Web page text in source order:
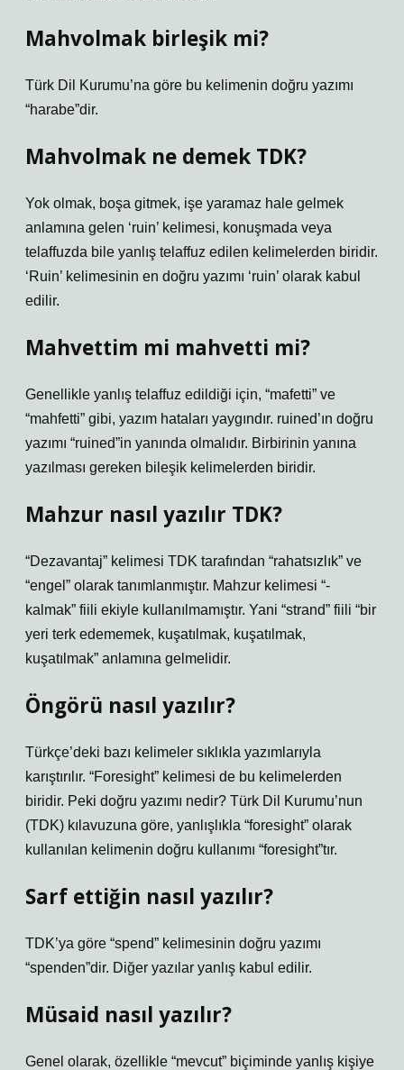
Mahvolmak birleşik mi?
Türk Dil Kurumu’na göre bu kelimenin doğru yazımı
“harabe”dir.
Mahvolmak ne demek TDK?
Yok olmak, boşa gitmek, işe yaramaz hale gelmek
anlamına gelen ‘ruin’ kelimesi, konuşmada veya
telaffuzda bile yanlış telaffuz edilen kelimelerden biridir.
‘Ruin’ kelimesinin en doğru yazımı ‘ruin’ olarak kabul
edilir.
Mahvettim mi mahvetti mi?
Genellikle yanlış telaffuz edildiği için, “mafetti” ve
“mahfetti” gibi, yazım hataları yaygındır. ruined’ın doğru
yazımı “ruined”in yanında olmalıdır. Birbirinin yanına
yazılması gereken bileşik kelimelerden biridir.
Mahzur nasıl yazılır TDK?
“Dezavantaj” kelimesi TDK tarafından “rahatsızlık” ve
“engel” olarak tanımlanmıştır. Mahzur kelimesi “-
kalmak” fiili ekiyle kullanılmamıştır. Yani “strand” fiili “bir
yeri terk edememek, kuşatılmak, kuşatılmak,
kuşatılmak” anlamına gelmelidir.
Öngörü nasıl yazılır?
Türkçe’deki bazı kelimeler sıklıkla yazımlarıyla
karıştırılır. “Foresight” kelimesi de bu kelimelerden
biridir. Peki doğru yazımı nedir? Türk Dil Kurumu’nun
(TDK) kılavuzuna göre, yanlışlıkla “foresight” olarak
kullanılan kelimenin doğru kullanımı “foresight”tır.
Sarf ettiğin nasıl yazılır?
TDK’ya göre “spend” kelimesinin doğru yazımı
“spenden”dir. Diğer yazılar yanlış kabul edilir.
Müsaid nasıl yazılır?
Genel olarak, özellikle “mevcut” biçiminde yanlış kişiye